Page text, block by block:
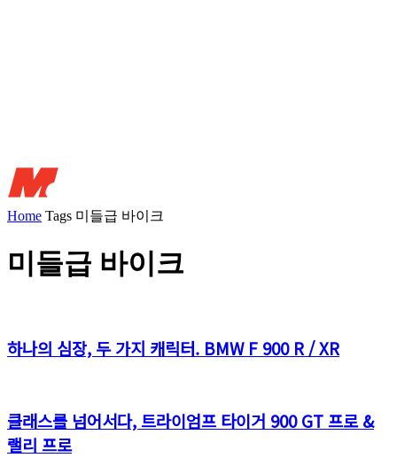
Home Tags 미들급 바이크
미들급 바이크
하나의 심장, 두 가지 캐릭터. BMW F 900 R / XR
클래스를 넘어서다, 트라이엄프 타이거 900 GT 프로 &
랠리 프로